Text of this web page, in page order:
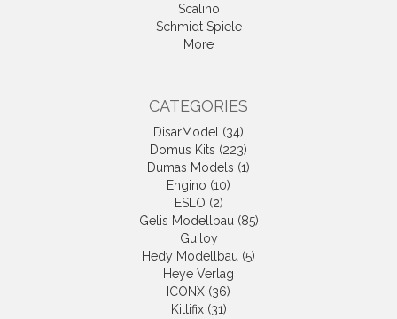
Scalino
Schmidt Spiele
More
CATEGORIES
DisarModel (34)
Domus Kits (223)
Dumas Models (1)
Engino (10)
ESLO (2)
Gelis Modellbau (85)
Guiloy
Hedy Modellbau (5)
Heye Verlag
ICONX (36)
Kittifix (31)